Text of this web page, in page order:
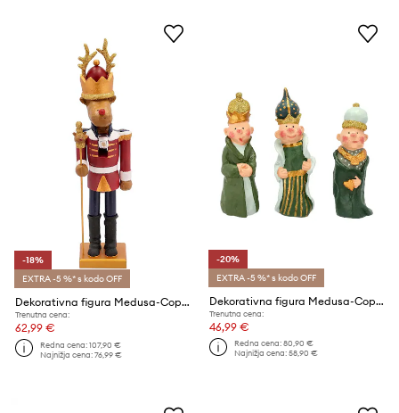
-18%
EXTRA -5 %* s kodo OFF
Dekorativna figura Medusa-Copenhagen
Trenutna cena:
62,99 €
Redna cena:107,90 €
Najnižja cena:76,99 €
-20%
EXTRA -5 %* s kodo OFF
Dekorativna figura Medusa-Copenhagen 3-pack
Trenutna cena:
46,99 €
Redna cena:80,90 €
Najnižja cena:58,90 €